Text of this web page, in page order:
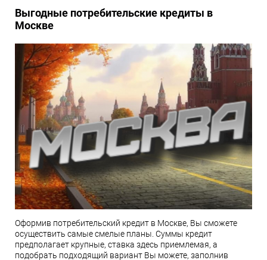
Выгодные потребительские кредиты в
Москве
Оформив потребительский кредит в Москве, Вы сможете
осуществить самые смелые планы. Суммы кредит
предполагает крупные, ставка здесь приемлемая, а
подобрать подходящий вариант Вы можете, заполнив